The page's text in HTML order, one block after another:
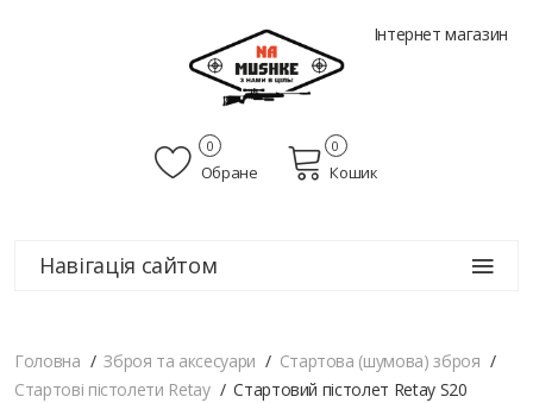
Інтернет магазин
Обране
0
Кошик
0
Навігація сайтом
Головна Зброя та аксесуари
Стартова (шумова) зброя
Стартові пістолети Retay
Стартовий пістолет Retay S20